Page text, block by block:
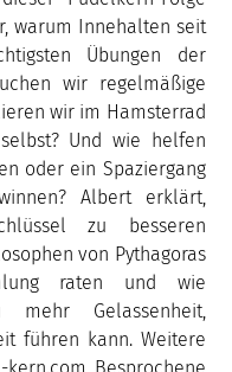
warum Innehalten seit
Übungen der
wir regelmäßige
wir im Hamsterrad
Und wie helfen
oder ein Spaziergang
Albert erklärt,
zu besseren
von Pythagoras
raten und wie
mehr Gelassenheit,
führen kann. Weitere